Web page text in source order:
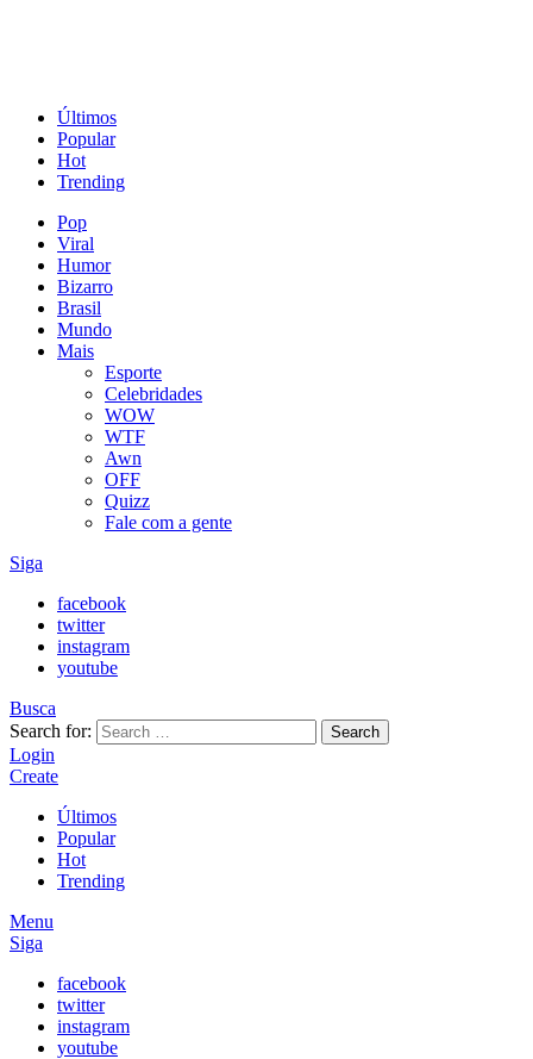
Últimos
Popular
Hot
Trending
Pop
Viral
Humor
Bizarro
Brasil
Mundo
Mais
Esporte
Celebridades
WOW
WTF
Awn
OFF
Quizz
Fale com a gente
Siga
facebook
twitter
instagram
youtube
Busca
Search for:
Search
Login
Create
Últimos
Popular
Hot
Trending
Menu
Siga
facebook
twitter
instagram
youtube